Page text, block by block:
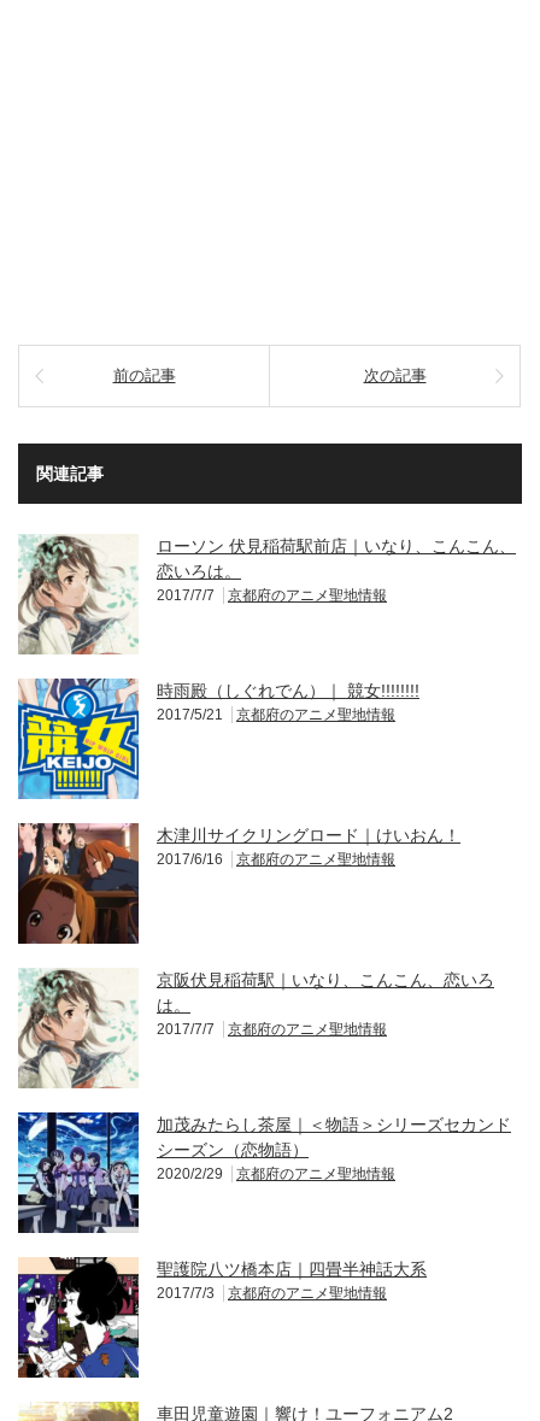
前の記事 次の記事
関連記事
ローソン 伏見稲荷駅前店｜いなり、こんこん、
恋いろは。
2017/7/7 京都府のアニメ聖地情報
時雨殿（しぐれでん）｜ 競女!!!!!!!!
2017/5/21 京都府のアニメ聖地情報
木津川サイクリングロード｜けいおん！
2017/6/16 京都府のアニメ聖地情報
京阪伏見稲荷駅｜いなり、こんこん、恋いろ
は。
2017/7/7 京都府のアニメ聖地情報
加茂みたらし茶屋｜＜物語＞シリーズセカンド
シーズン（恋物語）
2020/2/29 京都府のアニメ聖地情報
聖護院八ツ橋本店｜四畳半神話大系
2017/7/3 京都府のアニメ聖地情報
車田児童遊園｜響け！ユーフォニアム2